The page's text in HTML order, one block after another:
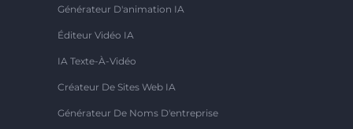
Générateur D'animation IA
Éditeur Vidéo IA
IA Texte-À-Vidéo
Créateur De Sites Web IA
Générateur De Noms D'entreprise